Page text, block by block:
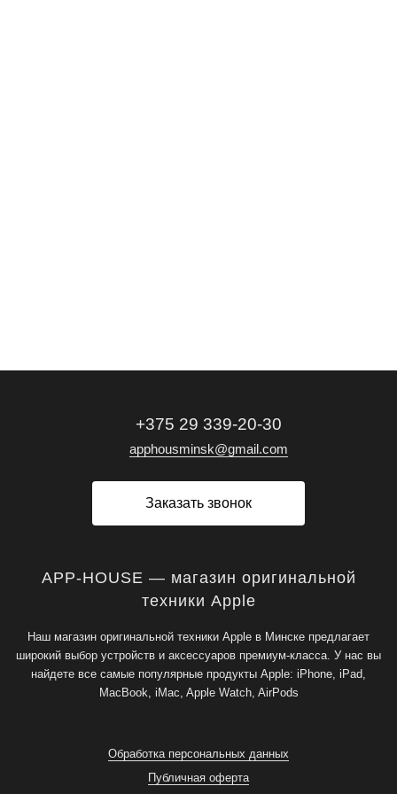
+375 29 339-20-30
apphousminsk@gmail.com
Заказать звонок
APP-HOUSE — магазин оригинальной
техники Apple
Наш магазин оригинальной техники Apple в Минске предлагает
широкий выбор устройств и аксессуаров премиум-класса. У нас вы
найдете все самые популярные продукты Apple: iPhone, iPad,
MacBook, iMac, Apple Watch, AirPods
Обработка персональных данных
Публичная оферта